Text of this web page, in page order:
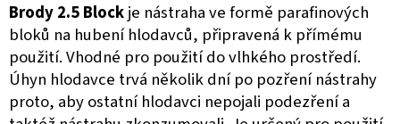
Brody 2.5 Blockje nástraha ve formě parafinových
bloků na hubení hlodavců, připravená k přímému
použití. Vhodné pro použití do vlhkého prostředí.
Úhyn hlodavce trvá několik dní po pozření nástrahy
proto, aby ostatní hlodavci nepojali podezření a